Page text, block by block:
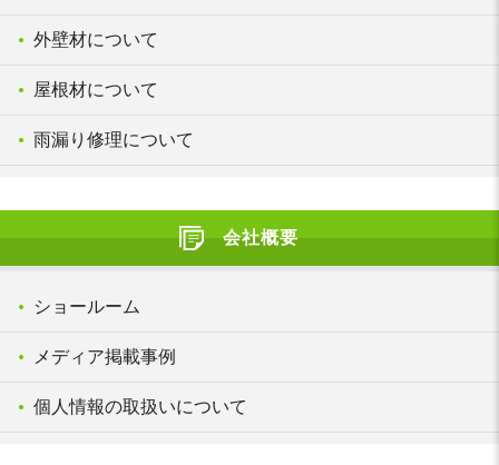
外壁材について
屋根材について
雨漏り修理について
会社概要
ショールーム
メディア掲載事例
個人情報の取扱いについて